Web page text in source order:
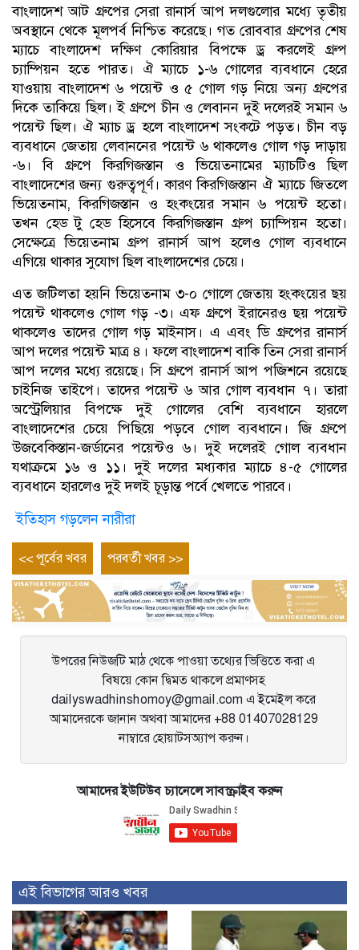
বাংলাদেশ আট গ্রুপের সেরা রানার্স আপ দলগুলোর মধ্যে তৃতীয়
অবস্থানে থেকে মূলপর্ব নিশ্চিত করেছে। গত রোববার গ্রুপের শেষ
ম্যাচে বাংলাদেশ দক্ষিণ কোরিয়ার বিপক্ষে ড্র করলেই গ্রুপ
চ্যাম্পিয়ন হতে পারত। ঐ ম্যাচে ১-৬ গোলের ব্যবধানে হেরে
যাওয়ায় বাংলাদেশ ৬ পয়েন্ট ও ৫ গোল গড় নিয়ে অন্য গ্রুপের
দিকে তাকিয়ে ছিল। ই গ্রুপে চীন ও লেবানন দুই দলেরই সমান ৬
পয়েন্ট ছিল। ঐ ম্যাচ ড্র হলে বাংলাদেশ সংকটে পড়ত। চীন বড়
ব্যবধানে জেতায় লেবাননের পয়েন্ট ৬ থাকলেও গোল গড় দাড়ায়
-৬। বি গ্রুপে কিরগিজস্তান ও ভিয়েতনামের ম্যাচটিও ছিল
বাংলাদেশের জন্য গুরুত্বপূর্ণ। কারণ কিরগিজস্তান ঐ ম্যাচে জিতলে
ভিয়েতনাম, কিরগিজস্তান ও হংকংয়ের সমান ৬ পয়েন্ট হতো।
তখন হেড টু হেড হিসেবে কিরগিজস্তান গ্রুপ চ্যাম্পিয়ন হতো।
সেক্ষেত্রে ভিয়েতনাম গ্রুপ রানার্স আপ হলেও গোল ব্যবধানে
এগিয়ে থাকার সুযোগ ছিল বাংলাদেশের চেয়ে।
এত জটিলতা হয়নি ভিয়েতনাম ৩-০ গোলে জেতায় হংকংয়ের ছয়
পয়েন্ট থাকলেও গোল গড় -৩। এফ গ্রুপে ইরানেরও ছয় পয়েন্ট
থাকলেও তাদের গোল গড় মাইনাস। এ এবং ডি গ্রুপের রানার্স
আপ দলের পয়েন্ট মাত্র ৪। ফলে বাংলাদেশ বাকি তিন সেরা রানার্স
আপ দলের মধ্যে রয়েছে। সি গ্রুপে রানার্স আপ পজিশনে রয়েছে
চাইনিজ তাইপে। তাদের পয়েন্ট ৬ আর গোল ব্যবধান ৭। তারা
অস্ট্রেলিয়ার বিপক্ষে দুই গোলের বেশি ব্যবধানে হারলে
বাংলাদেশের চেয়ে পিছিয়ে পড়বে গোল ব্যবধানে। জি গ্রুপে
উজবেকিস্তান-জর্ডানের পয়েন্টও ৬। দুই দলেরই গোল ব্যবধান
যথাক্রমে ১৬ ও ১১। দুই দলের মধ্যকার ম্যাচে ৪-৫ গোলের
ব্যবধানে হারলেও দুই দলই চূড়ান্ত পর্বে খেলতে পারবে।
ইতিহাস গড়লেন নারীরা
Post
navigation
<< পূর্বের খবর
Previous
entry
পরবর্তী খবর >>
উপরের নিউজটি মাঠ থেকে পাওয়া তথ্যের ভিত্তিতে করা এ
বিষয়ে কোন দ্বিমত থাকলে প্রমাণসহ
dailyswadhinshomoy@gmail.com এ ইমেইল করে
আমাদেরকে জানান অথবা আমাদের +88 01407028129
নাম্বারে হোয়াটসঅ্যাপ করুন।
আমাদের ইউটিউব চ্যানেলে সাবস্ক্রাইব করুন
এই বিভাগের আরও খবর